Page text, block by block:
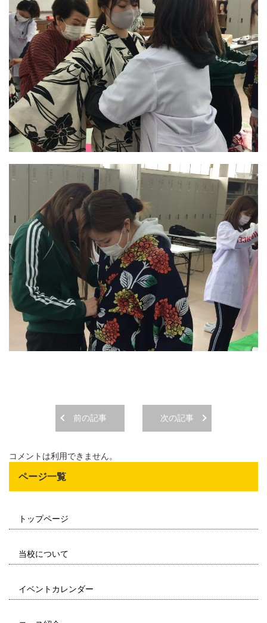
前の記事 次の記事
コメントは利用できません。
ページ一覧
トップページ
当校について
イベントカレンダー